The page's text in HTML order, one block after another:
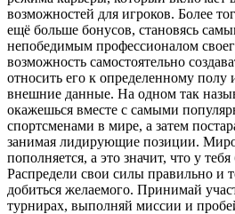
возможностей для игроков. Более
ещё больше бонусов, становясь
непобедимым профессионалом
возможность самостоятельно
относить его к определенному полу
внешние данные. На одном так
окажешься вместе с самыми
спортсменами в мире, а затем
занимая лидирующие позиции.
пополняется, а это значит, что у
Распредели свои силы правильно и
добиться желаемого. Принимай
турнирах, выполняй миссии и